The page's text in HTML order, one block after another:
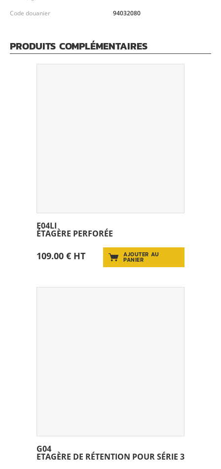
Code douanier
94032080
PRODUITS COMPLÉMENTAIRES
E04LI
ÉTAGÈRE PERFORÉE
109.00 € HT AJOUTER AU
PANIER
G04
ETAGÈRE DE RÉTENTION POUR SÉRIE 3